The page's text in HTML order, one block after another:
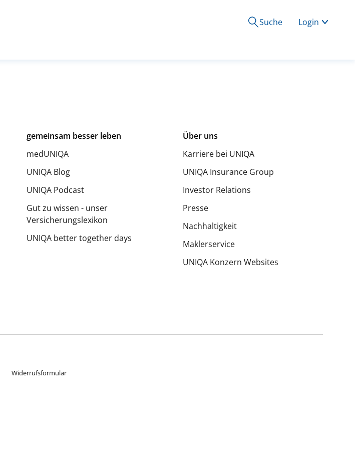
Suche
Login
gemeinsam besser leben
medUNIQA
UNIQA Blog
UNIQA Podcast
Gut zu wissen - unser
Versicherungslexikon
UNIQA better together days
Über uns
Karriere bei UNIQA
UNIQA Insurance Group
Investor Relations
Presse
Nachhaltigkeit
Maklerservice
UNIQA Konzern Websites
Widerrufsformular